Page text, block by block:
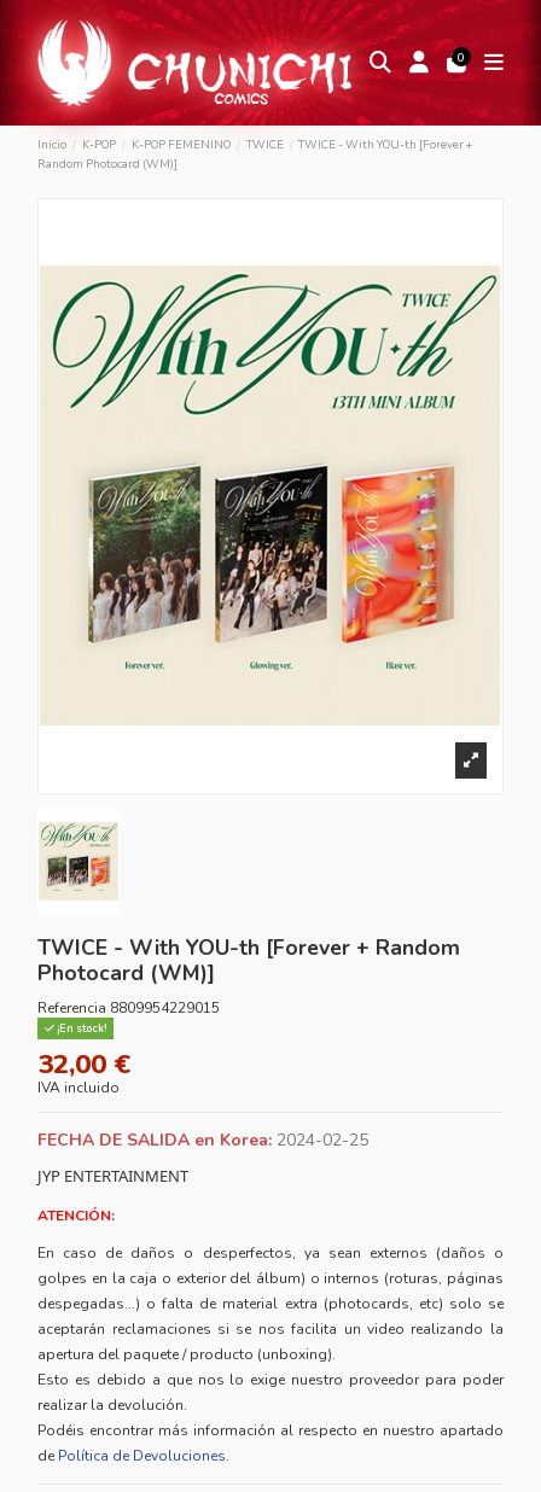
0
Inicio K-POP K-POP FEMENINO TWICE
TWICE - With YOU-th [Forever +
Random Photocard (WM)]
TWICE - With YOU-th [Forever + Random
Photocard (WM)]
Referencia 8809954229015
¡En stock!
32,00 €
IVA incluido
FECHA DE SALIDA en Korea: 2024-02-25
JYP ENTERTAINMENT
ATENCIÓN:
En caso de daños o desperfectos, ya sean externos (daños o
golpes en la caja o exterior del álbum) o internos (roturas, páginas
despegadas...) o falta de material extra (photocards, etc) solo se
aceptarán reclamaciones si se nos facilita un video realizando la
apertura del paquete / producto (unboxing).
Esto es debido a que nos lo exige nuestro proveedor para poder
realizar la devolución.
Podéis encontrar más información al respecto en nuestro apartado
de Política de Devoluciones.